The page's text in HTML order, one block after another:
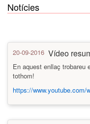
Notícies
20-09-2016 Vídeo
En aquest enllaç trobareu
tothom!
https://